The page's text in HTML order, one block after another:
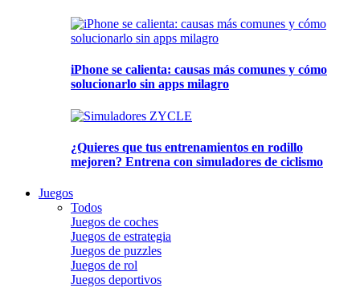
iPhone se calienta: causas más comunes y cómo
solucionarlo sin apps milagro
¿Quieres que tus entrenamientos en rodillo
mejoren? Entrena con simuladores de ciclismo
Juegos
Todos
Juegos de coches
Juegos de estrategia
Juegos de puzzles
Juegos de rol
Juegos deportivos